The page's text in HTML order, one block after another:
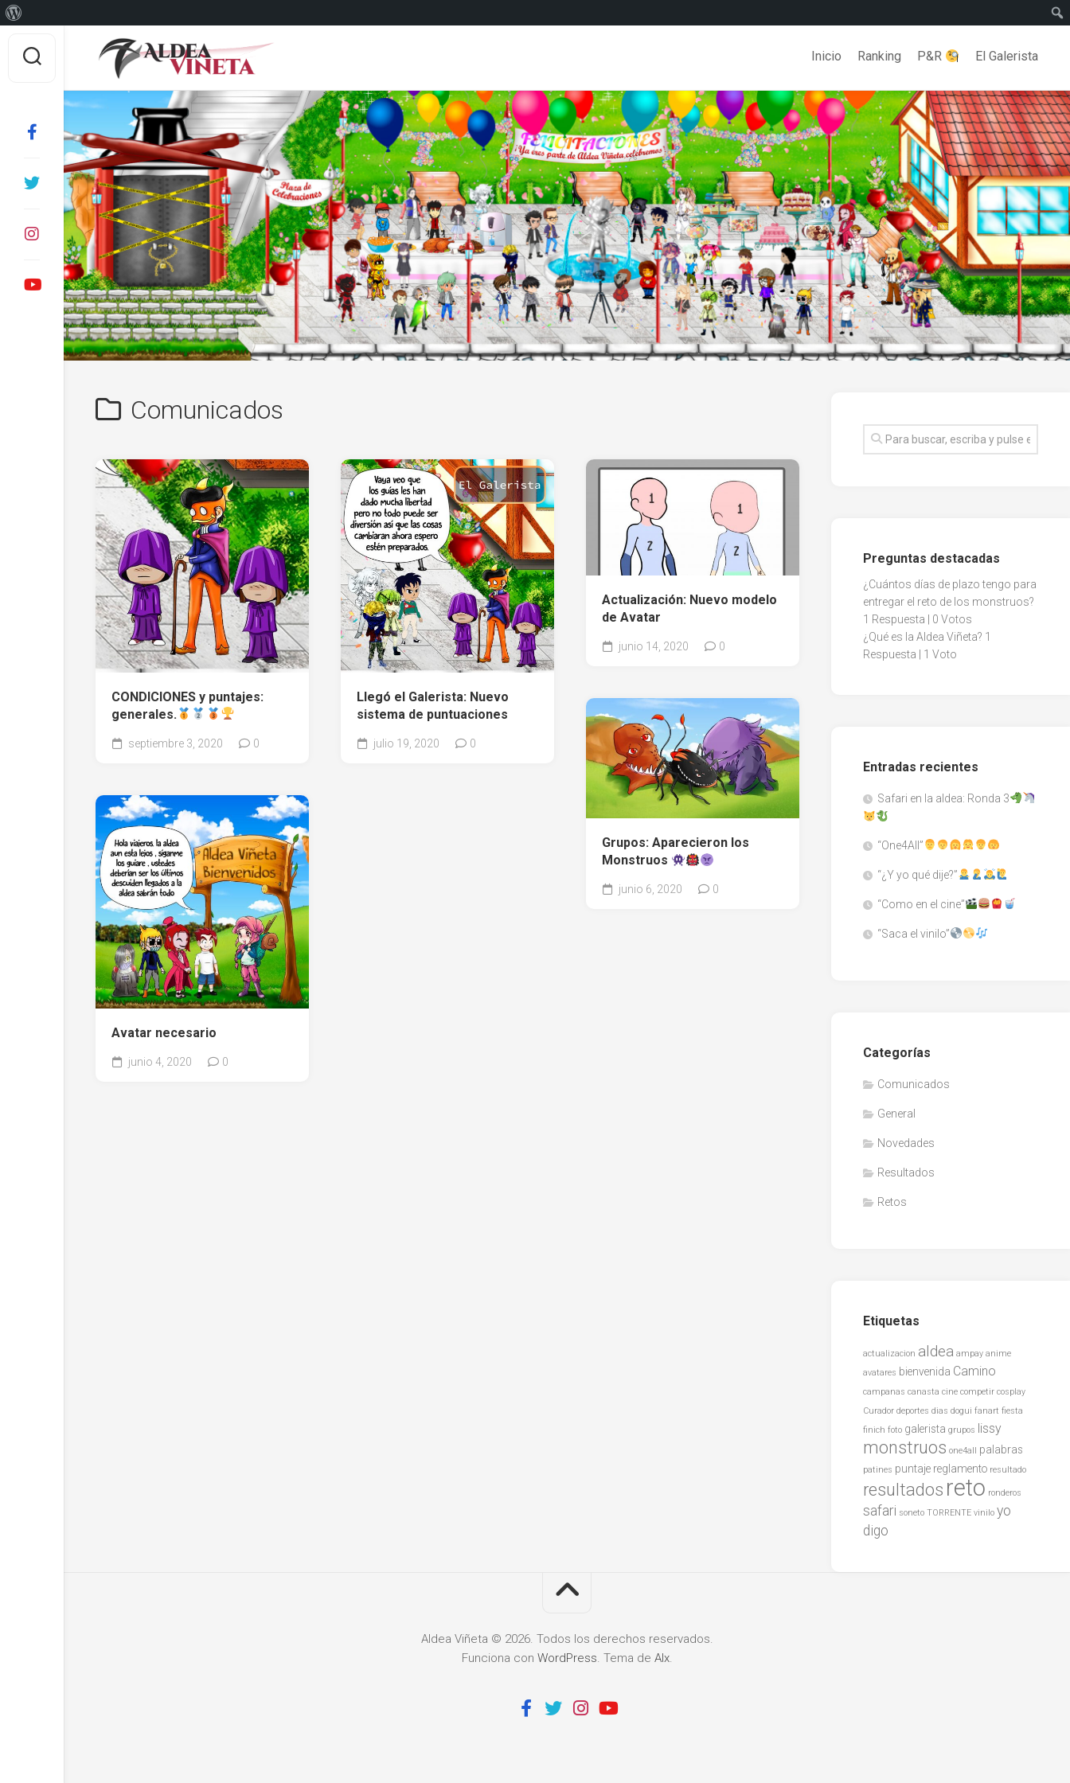
Inicio Ranking P&R El Galerista
Comunicados
CONDICIONES y puntajes:
generales.
septiembre 3, 2020 0
Llegó el Galerista: Nuevo
sistema de puntuaciones
julio 19, 2020 0
Actualización: Nuevo modelo
de Avatar
junio 14, 2020 0
Grupos: Aparecieron los
Monstruos
junio 6, 2020 0
Avatar necesario
junio 4, 2020 0
Preguntas destacadas
¿Cuántos días de plazo tengo para
entregar el reto de los monstruos?
1 Respuesta
0 Votos
¿Qué es la Aldea Viñeta? 1
Respuesta
1 Voto
Entradas recientes
Safari en la aldea: Ronda 3
“One4All”
“¿Y yo qué dije?”
“Como en el cine”
“Saca el vinilo”
Categorías
Comunicados
General
Novedades
Resultados
Retos
Etiquetas
actualizacion aldea ampay anime
avatares bienvenida Camino
campanas canasta cine competir cosplay
Curador deportes dias dogui fanart fiesta
finich foto galerista grupos lissy
monstruos one4all palabras
patines puntaje reglamento resultado
resultados reto ronderos
safari soneto TORRENTE vinilo yo
digo
Aldea Viñeta © 2026. Todos los derechos reservados.
Funciona con WordPress. Tema de Alx.